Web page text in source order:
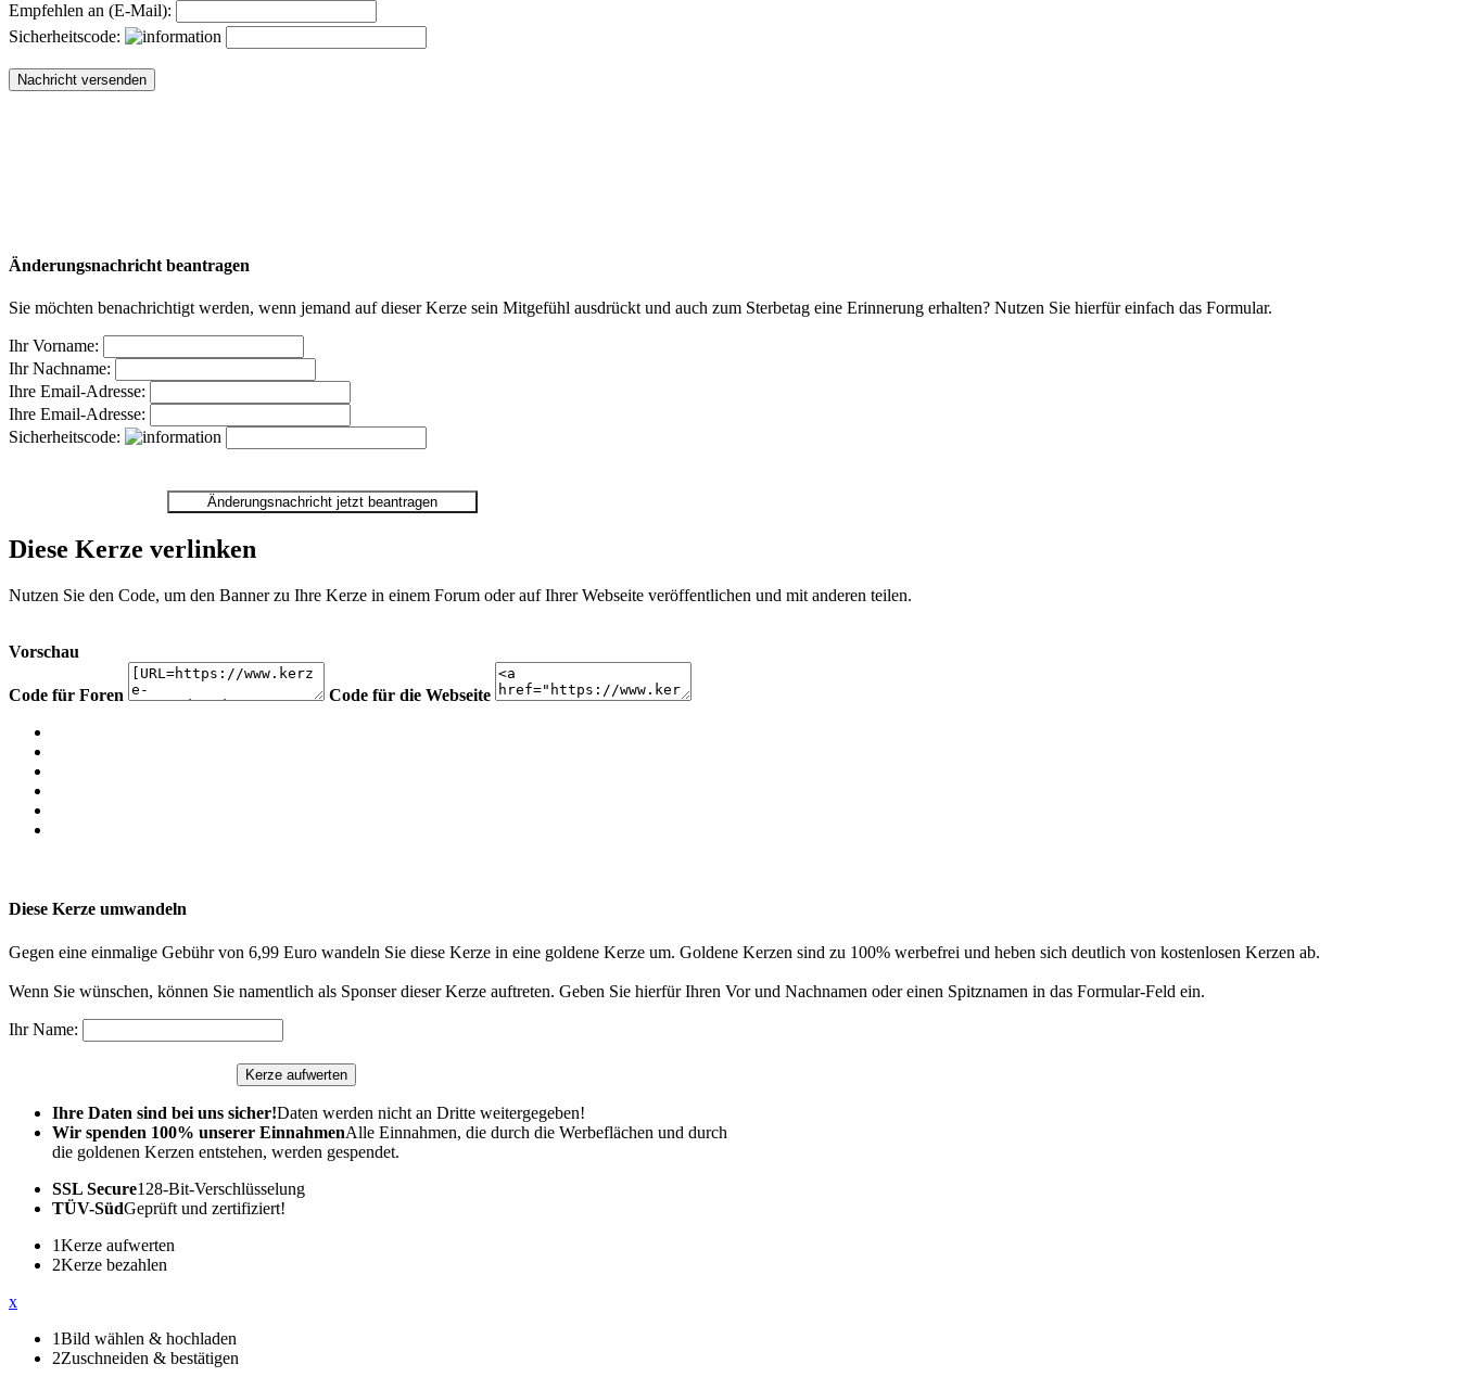
Empfehlen an (E-Mail):
Sicherheitscode:
Änderungsnachricht beantragen
Sie möchten benachrichtigt werden, wenn jemand auf dieser Kerze sein Mitgefühl ausdrückt und auch zum Sterbetag eine Erinnerung erhalten? Nutzen Sie hierfür einfach das Formular.
Ihr Vorname:
Ihr Nachname:
Ihre Email-Adresse:
Ihre Email-Adresse:
Sicherheitscode:
Diese Kerze verlinken
Nutzen Sie den Code, um den Banner zu Ihre Kerze in einem Forum oder auf Ihrer Webseite veröffentlichen und mit anderen teilen.
Vorschau
Code für Foren Code für die Webseite
Diese Kerze umwandeln
Gegen eine einmalige Gebühr von 6,99 Euro wandeln Sie diese Kerze in eine goldene Kerze um. Goldene Kerzen sind zu 100% werbefrei und heben sich deutlich von kostenlosen Kerzen ab.
Wenn Sie wünschen, können Sie namentlich als Sponser dieser Kerze auftreten. Geben Sie hierfür Ihren Vor und Nachnamen oder einen Spitznamen in das Formular-Feld ein.
Ihr Name:
Ihre Daten sind bei uns sicher!Daten werden nicht an Dritte weitergegeben!
Wir spenden 100% unserer EinnahmenAlle Einnahmen, die durch die Werbeflächen und durch
die goldenen Kerzen entstehen, werden gespendet.
SSL Secure128-Bit-Verschlüsselung
TÜV-SüdGeprüft und zertifiziert!
1Kerze aufwerten
2Kerze bezahlen
x
1Bild wählen & hochladen
2Zuschneiden & bestätigen